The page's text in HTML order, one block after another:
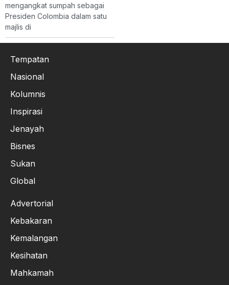
mengangkat sumpah sebagai
Presiden Colombia dalam satu
majlis di
Tempatan
Nasional
Kolumnis
Inspirasi
Jenayah
Bisnes
Sukan
Global
Advertorial
Kebakaran
Kemalangan
Kesihatan
Mahkamah